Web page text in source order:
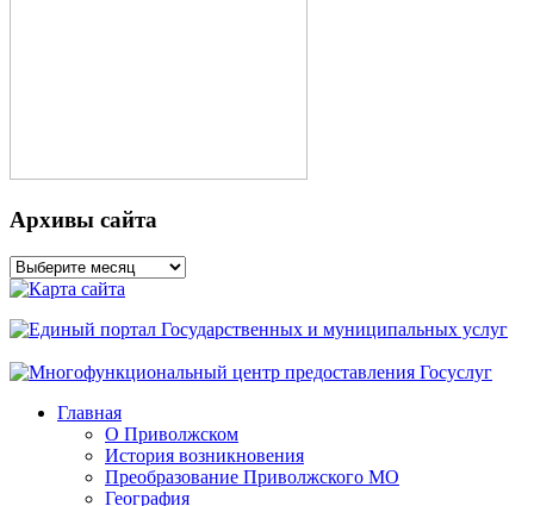
Архивы сайта
Архивы
сайта
Главная
О Приволжском
История возникновения
Преобразование Приволжского МО
География